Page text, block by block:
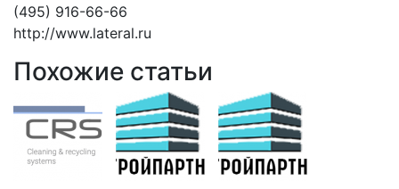
(495) 916-66-66
http://www.lateral.ru
Похожие статьи